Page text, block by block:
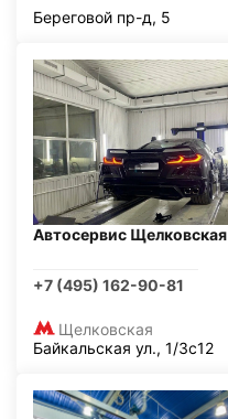
Береговой пр-д, 5
Автосервис Щелковская
+7 (495) 162-90-81
Щелковская
Байкальская ул., 1/3с12